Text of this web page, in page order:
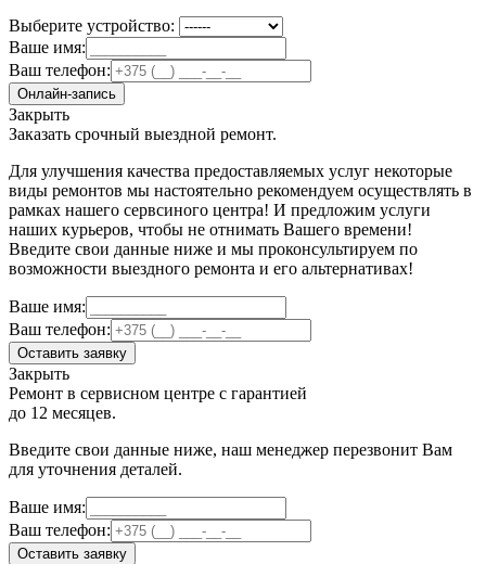
Выберите устройство:
Ваше имя:
Ваш телефон:
Онлайн-запись
Закрыть
Заказать срочный выездной ремонт.
Для улучшения качества предоставляемых услуг некоторые
виды ремонтов мы настоятельно рекомендуем осуществлять в
рамках нашего сервсиного центра! И предложим услуги
наших курьеров, чтобы не отнимать Вашего времени!
Введите свои данные ниже и мы проконсультируем по
возможности выездного ремонта и его альтернативах!
Ваше имя:
Ваш телефон:
Оставить заявку
Закрыть
Ремонт в сервисном центре с гарантией
до 12 месяцев.
Введите свои данные ниже, наш менеджер перезвонит Вам
для уточнения деталей.
Ваше имя:
Ваш телефон:
Оставить заявку